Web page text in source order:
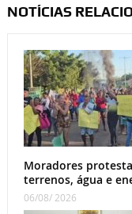
NOTÍCIAS
Moradores
terrenos, água e
06/08/ 2026